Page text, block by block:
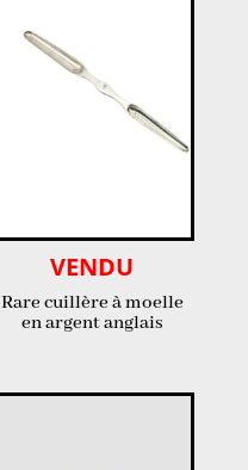
VENDU
Rare cuillère à moelle
en argent anglais